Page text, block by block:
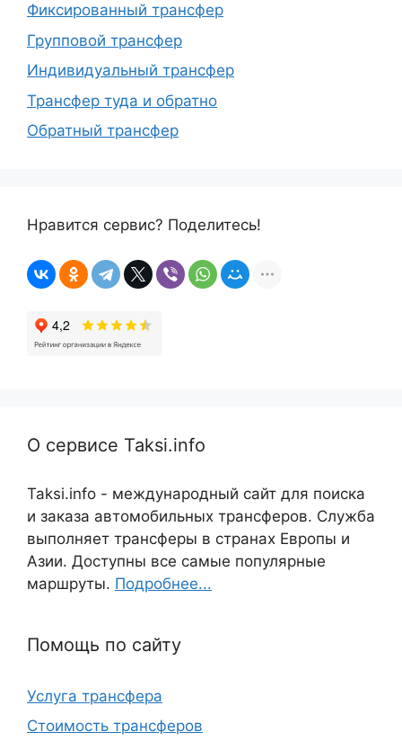
Фиксированный трансфер
Групповой трансфер
Индивидуальный трансфер
Трансфер туда и обратно
Обратный трансфер
Нравится сервис? Поделитесь!
О сервисе Taksi.info
Taksi.info - международный сайт для поиска
и заказа автомобильных трансферов. Служба
выполняет трансферы в странах Европы и
Азии. Доступны все самые популярные
маршруты. Подробнее...
Помощь по сайту
Услуга трансфера
Стоимость трансферов